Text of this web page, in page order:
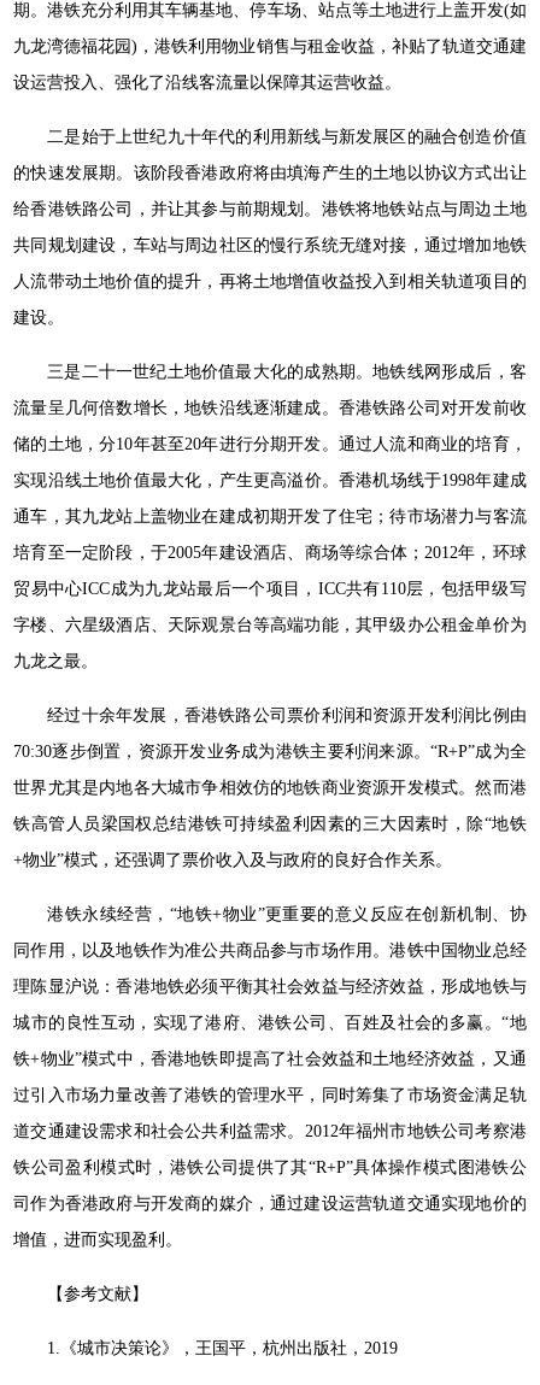
期。港铁充分利用其车辆基地、停车场、站点等土地进行上盖开发(如
九龙湾德福花园)，港铁利用物业销售与租金收益，补贴了轨道交通建
设运营投入、强化了沿线客流量以保障其运营收益。
二是始于上世纪九十年代的利用新线与新发展区的融合创造价值
的快速发展期。该阶段香港政府将由填海产生的土地以协议方式出让
给香港铁路公司，并让其参与前期规划。港铁将地铁站点与周边土地
共同规划建设，车站与周边社区的慢行系统无缝对接，通过增加地铁
人流带动土地价值的提升，再将土地增值收益投入到相关轨道项目的
建设。
三是二十一世纪土地价值最大化的成熟期。地铁线网形成后，客
流量呈几何倍数增长，地铁沿线逐渐建成。香港铁路公司对开发前收
储的土地，分10年甚至20年进行分期开发。通过人流和商业的培育，
实现沿线土地价值最大化，产生更高溢价。香港机场线于1998年建成
通车，其九龙站上盖物业在建成初期开发了住宅；待市场潜力与客流
培育至一定阶段，于2005年建设酒店、商场等综合体；2012年，环球
贸易中心ICC成为九龙站最后一个项目，ICC共有110层，包括甲级写
字楼、六星级酒店、天际观景台等高端功能，其甲级办公租金单价为
九龙之最。
经过十余年发展，香港铁路公司票价利润和资源开发利润比例由
70:30逐步倒置，资源开发业务成为港铁主要利润来源。“R+P”成为全
世界尤其是内地各大城市争相效仿的地铁商业资源开发模式。然而港
铁高管人员梁国权总结港铁可持续盈利因素的三大因素时，除“地铁
+物业”模式，还强调了票价收入及与政府的良好合作关系。
港铁永续经营，“地铁+物业”更重要的意义反应在创新机制、协
同作用，以及地铁作为准公共商品参与市场作用。港铁中国物业总经
理陈显沪说：香港地铁必须平衡其社会效益与经济效益，形成地铁与
城市的良性互动，实现了港府、港铁公司、百姓及社会的多赢。“地
铁+物业”模式中，香港地铁即提高了社会效益和土地经济效益，又通
过引入市场力量改善了港铁的管理水平，同时筹集了市场资金满足轨
道交通建设需求和社会公共利益需求。2012年福州市地铁公司考察港
铁公司盈利模式时，港铁公司提供了其“R+P”具体操作模式图港铁公
司作为香港政府与开发商的媒介，通过建设运营轨道交通实现地价的
增值，进而实现盈利。
【参考文献】
1.《城市决策论》，王国平，杭州出版社，2019